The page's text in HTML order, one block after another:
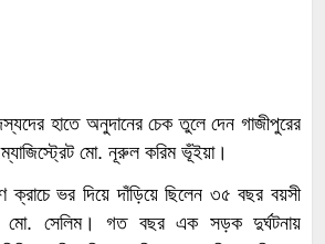
হাতে অনুদানের চেক তুলে দেন গাজীপুরের
মো. নূরুল করিম ভূঁইয়া।
ক্রাচে ভর দিয়ে দাঁড়িয়ে ছিলেন ৩৫ বছর বয়সী
মো. সেলিম। গত বছর এক সড়ক দুর্ঘটনায়